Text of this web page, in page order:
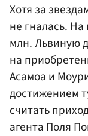
Хотя за
не гналась.
млн. Львиную
на
Асамоа и
достижением
считать
агента Поля